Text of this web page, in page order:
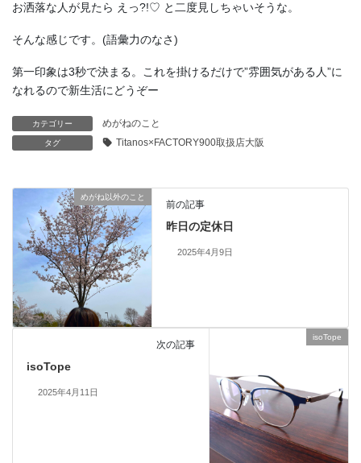
お洒落な人が見たら えっ?!♡ と二度見しちゃいそうな。
そんな感じです。(語彙力のなさ)
第一印象は3秒で決まる。これを掛けるだけで”雰囲気がある人”に
なれるので新生活にどうぞー
カテゴリー めがねのこと
タグ Titanos×FACTORY900取扱店大阪
めがね以外のこと
前の記事
昨日の定休日
2025年4月9日
isoTope
次の記事
isoTope
2025年4月11日